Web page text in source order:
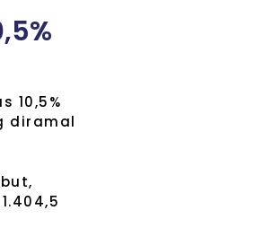
,5%
10,5%
diramal